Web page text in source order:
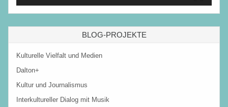
BLOG-PROJEKTE
Kulturelle Vielfalt und Medien
Dalton+
Kultur und Journalismus
Interkultureller Dialog mit Musik